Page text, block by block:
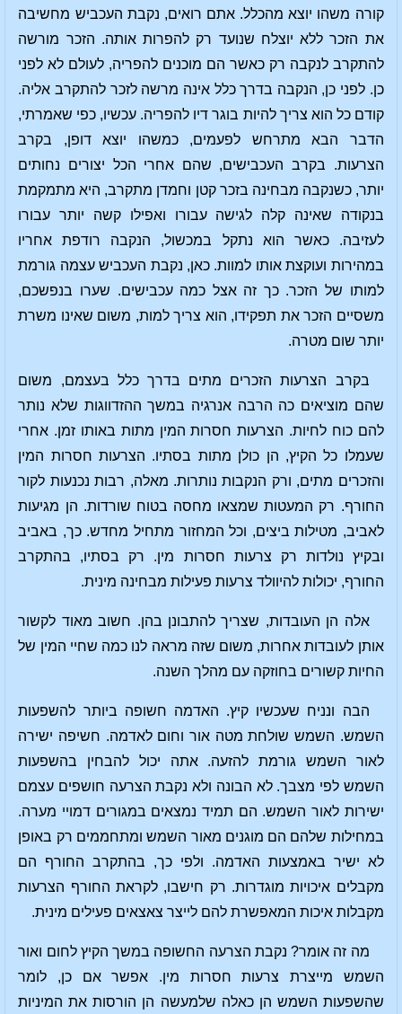
קורה משהו יוצא מהכלל. אתם רואים, נקבת העכביש מחשיבה
את הזכר ללא יוצלח שנועד רק להפרות אותה. הזכר מורשה
להתקרב לנקבה רק כאשר הם מוכנים להפריה, לעולם לא לפני
כן. לפני כן, הנקבה בדרך כלל אינה מרשה לזכר להתקרב אליה.
קודם כל הוא צריך להיות בוגר דיו להפריה. עכשיו, כפי שאמרתי,
הדבר הבא מתרחש לפעמים, כמשהו יוצא דופן, בקרב
הצרעות. בקרב העכבישים, שהם אחרי הכל יצורים נחותים
יותר, כשנקבה מבחינה בזכר קטן וחמדן מתקרב, היא מתמקמת
בנקודה שאינה קלה לגישה עבורו ואפילו קשה יותר עבורו
לעזיבה. כאשר הוא נתקל במכשול, הנקבה רודפת אחריו
במהירות ועוקצת אותו למוות. כאן, נקבת העכביש עצמה גורמת
למותו של הזכר. כך זה אצל כמה עכבישים. שערו בנפשכם,
משסיים הזכר את תפקידו, הוא צריך למות, משום שאינו משרת
יותר שום מטרה.
בקרב הצרעות הזכרים מתים בדרך כלל בעצמם, משום
שהם מוציאים כה הרבה אנרגיה במשך ההזדווגות שלא נותר
להם כוח לחיות. הצרעות חסרות המין מתות באותו זמן. אחרי
שעמלו כל הקיץ, הן כולן מתות בסתיו. הצרעות חסרות המין
והזכרים מתים, ורק הנקבות נותרות. מאלה, רבות נכנעות לקור
החורף. רק המעטות שמצאו מחסה בטוח שורדות. הן מגיעות
לאביב, מטילות ביצים, וכל המחזור מתחיל מחדש. כך, באביב
ובקיץ נולדות רק צרעות חסרות מין. רק בסתיו, בהתקרב
החורף, יכולות להיוולד צרעות פעילות מבחינה מינית.
אלה הן העובדות, שצריך להתבונן בהן. חשוב מאוד לקשור
אותן לעובדות אחרות, משום שזה מראה לנו כמה שחיי המין של
החיות קשורים בחוזקה עם מהלך השנה.
הבה ונניח שעכשיו קיץ. האדמה חשופה ביותר להשפעות
השמש. השמש שולחת מטה אור וחום לאדמה. חשיפה ישירה
לאור השמש גורמת להזעה. אתה יכול להבחין בהשפעות
השמש לפי מצבך. לא הבונה ולא נקבת הצרעה חושפים עצמם
ישירות לאור השמש. הם תמיד נמצאים במגורים דמויי מערה.
במחילות שלהם הם מוגנים מאור השמש ומתחממים רק באופן
לא ישיר באמצעות האדמה. ולפי כך, בהתקרב החורף הם
מקבלים איכויות מוגדרות. רק חישבו, לקראת החורף הצרעות
מקבלות איכות המאפשרת להם לייצר צאצאים פעילים מינית.
מה זה אומר? נקבת הצרעה החשופה במשך הקיץ לחום ואור
השמש מייצרת צרעות חסרות מין. אפשר אם כן, לומר
שהשפעות השמש הן כאלה שלמעשה הן הורסות את המיניות